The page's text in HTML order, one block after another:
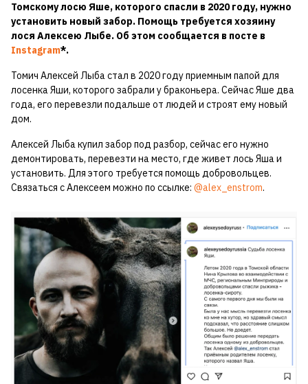
Томскому лосю Яше, которого спасли в 2020 году, нужно
установить новый забор. Помощь требуется хозяину
лося Алексею Лыбе. Об этом сообщается в посте в
Instagram*.
Томич Алексей Лыба стал в 2020 году приемным папой для
лосенка Яши, которого забрали у браконьера. Сейчас Яше два
года, его перевезли подальше от людей и строят ему новый
дом.
Алексей Лыба купил забор под разбор, сейчас его нужно
демонтировать, перевезти на место, где живет лось Яша и
установить. Для этого требуется помощь добровольцев.
Связаться с Алексеем можно по ссылке: @alex_enstrom.